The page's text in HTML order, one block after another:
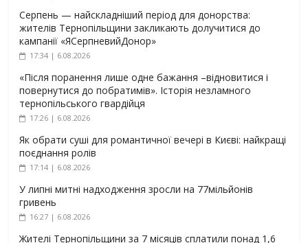
Серпень — найскладніший період для донорства:
жителів Тернопільщини закликають долучитися до
кампанії «ЯСерпневийДонор»
17:34 | 6.08.2026
«Після поранення лише одне бажання –відновитися і
повернутися до побратимів». Історія незламного
тернопільського гвардійця
17:26 | 6.08.2026
Як обрати суші для романтичної вечері в Києві: найкращі
поєднання ролів
17:14 | 6.08.2026
У липні митні надходження зросли на 77мільйонів
гривень
16:27 | 6.08.2026
Жителі Тернопільщини за 7 місяців сплатили понад 1,6